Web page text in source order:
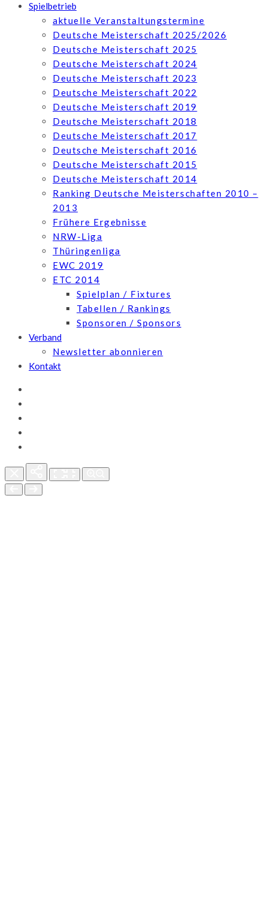
Spielbetrieb
aktuelle Veranstaltungstermine
Deutsche Meisterschaft 2025/2026
Deutsche Meisterschaft 2025
Deutsche Meisterschaft 2024
Deutsche Meisterschaft 2023
Deutsche Meisterschaft 2022
Deutsche Meisterschaft 2019
Deutsche Meisterschaft 2018
Deutsche Meisterschaft 2017
Deutsche Meisterschaft 2016
Deutsche Meisterschaft 2015
Deutsche Meisterschaft 2014
Ranking Deutsche Meisterschaften 2010 –
2013
Frühere Ergebnisse
NRW-Liga
Thüringenliga
EWC 2019
ETC 2014
Spielplan / Fixtures
Tabellen / Rankings
Sponsoren / Sponsors
Verband
Newsletter abonnieren
Kontakt